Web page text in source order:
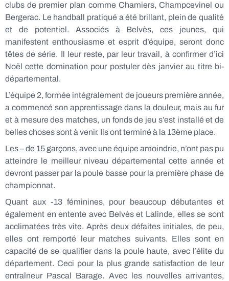
clubs de premier plan comme Chamiers, Champcevinel ou
Bergerac. Le handball pratiqué a été brillant, plein de qualité
et de potentiel. Associés à Belvès, ces jeunes, qui
manifestent enthousiasme et esprit d’équipe, seront donc
têtes de série. Il leur reste, par leur travail, à confirmer d’ici
Noël cette domination pour postuler dès janvier au titre bi-
départemental.
L’équipe 2, formée intégralement de joueurs première année,
a commencé son apprentissage dans la douleur, mais au fur
et à mesure des matches, un fonds de jeu s’est installé et de
belles choses sont à venir. Ils ont terminé à la 13ème place.
Les – de 15 garçons, avec une équipe amoindrie, n’ont pas pu
atteindre le meilleur niveau départemental cette année et
devront passer par la poule basse pour la première phase de
championnat.
Quant aux -13 féminines, pour beaucoup débutantes et
également en entente avec Belvès et Lalinde, elles se sont
acclimatées très vite. Après deux défaites initiales, de peu,
elles ont remporté leur matches suivants. Elles sont en
capacité de se qualifier dans la poule haute, avec l’élite du
département. Ceci pour la plus grande satisfaction de leur
entraîneur Pascal Barage. Avec les nouvelles arrivantes,